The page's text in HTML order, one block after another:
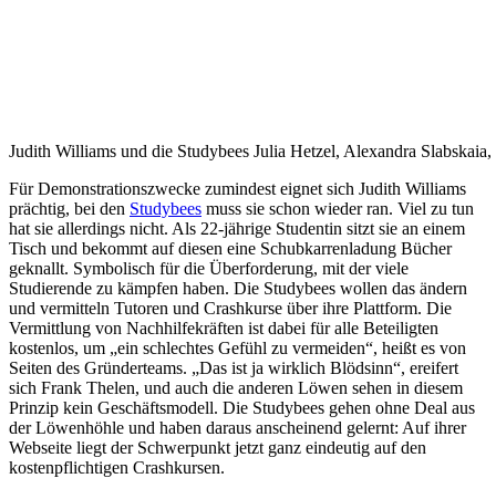
Judith Williams und die Studybees Julia Hetzel, Alexandra
Für Demonstrationszwecke zumindest eignet sich Judith Williams
prächtig, bei den Studybees muss sie schon wieder ran. Viel zu tun
hat sie allerdings nicht. Als 22-jährige Studentin sitzt sie an einem
Tisch und bekommt auf diesen eine Schubkarrenladung Bücher
geknallt. Symbolisch für die Überforderung, mit der viele
Studierende zu kämpfen haben. Die Studybees wollen das ändern
und vermitteln Tutoren und Crashkurse über ihre Plattform. Die
Vermittlung von Nachhilfekräften ist dabei für alle Beteiligten
kostenlos, um „ein schlechtes Gefühl zu vermeiden“, heißt es von
Seiten des Gründerteams. „Das ist ja wirklich Blödsinn“, ereifert
sich Frank Thelen, und auch die anderen Löwen sehen in diesem
Prinzip kein Geschäftsmodell. Die Studybees gehen ohne Deal aus
der Löwenhöhle und haben daraus anscheinend gelernt: Auf ihrer
Webseite liegt der Schwerpunkt jetzt ganz eindeutig auf den
kostenpflichtigen Crashkursen.